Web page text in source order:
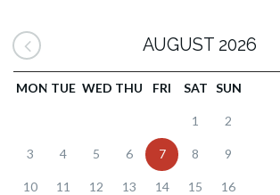
AUGUST 2026
MON TUE WED THU FRI SAT SUN
1 2
3 4 5 6 7 8 9
10 11 12 13 14 15 16